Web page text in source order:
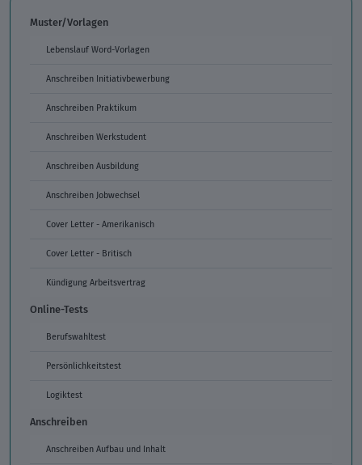
Muster/Vorlagen
Lebenslauf Word-Vorlagen
Anschreiben Initiativbewerbung
Anschreiben Praktikum
Anschreiben Werkstudent
Anschreiben Ausbildung
Anschreiben Jobwechsel
Cover Letter - Amerikanisch
Cover Letter - Britisch
Kündigung Arbeitsvertrag
Online-Tests
Berufswahltest
Persönlichkeitstest
Logiktest
Anschreiben
Anschreiben Aufbau und Inhalt